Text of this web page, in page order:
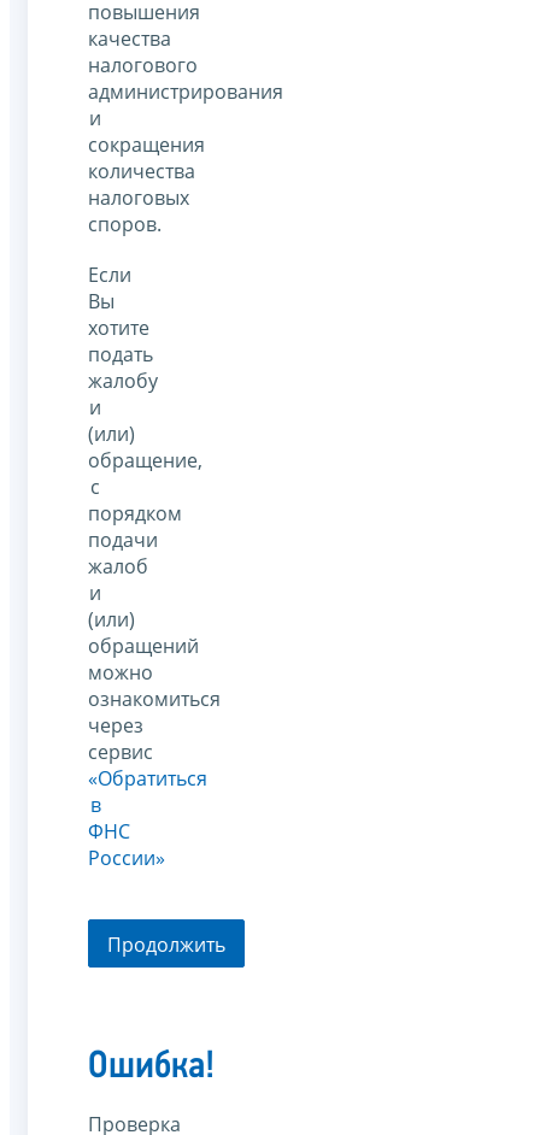
повышения
качества
налогового
администрирования
и
сокращения
количества
налоговых
споров.
Если
Вы
хотите
подать
жалобу
и
(или)
обращение,
с
порядком
подачи
жалоб
и
(или)
обращений
можно
ознакомиться
через
сервис
«Обратиться
в
ФНС
России»
Продолжить
Ошибка!
Проверка